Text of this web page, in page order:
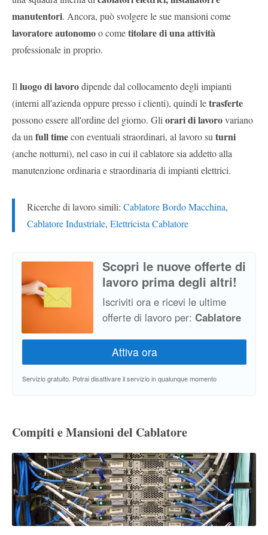
manutentori. Ancora, può svolgere le sue mansioni come
lavoratore autonomoo cometitolare di una attività
professionale in proprio.
Il luogo di lavorodipende dal collocamento degli impianti
(interni all'azienda oppure presso i clienti), quindi letrasferte
possono essere all'ordine del giorno. Gli orari di lavorovariano
da un full timecon eventuali straordinari, al lavoro su turni
(anche notturni), nel caso in cui il cablatore sia addetto alla
manutenzione ordinaria e straordinaria di impianti elettrici.
Ricerche di lavoro simili: Cablatore Bordo Macchina,
Cablatore Industriale, Elettricista Cablatore
Scopri le nuove offerte di
lavoro prima degli altri!
Iscriviti ora e ricevi le ultime
offerte di lavoro per: Cablatore
Servizio gratuito. Potrai disattivare il servizio in qualunque momento
Compiti e Mansioni del Cablatore